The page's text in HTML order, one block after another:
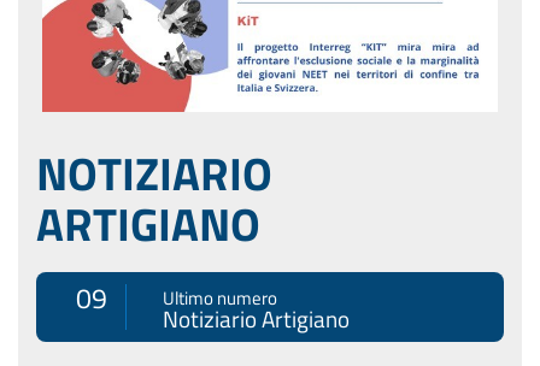
NOTIZIARIO
ARTIGIANO
09 Ultimo numero
Notiziario Artigiano